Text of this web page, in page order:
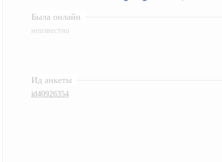
Была онлайн
неизвестно
Ид анкеты
id40926354